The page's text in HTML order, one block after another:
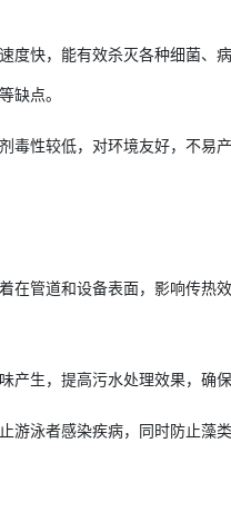
快，能有效杀灭各种细菌、
缺点。
性较低，对环境友好，不易
在管道和设备表面，影响传热
生，提高污水处理效果，确保
泳者感染疾病，同时防止藻